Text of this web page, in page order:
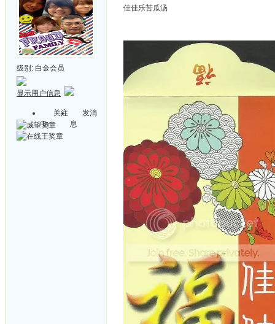
级别: 白金会员
显示用户信息
关注
Ta
发消
息
佳佳乐苦瓜汤